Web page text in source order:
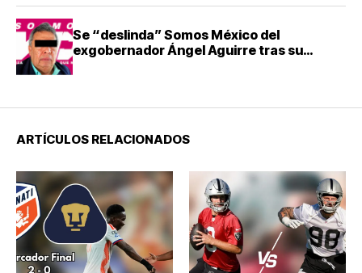
Se “deslinda” Somos México del
exgobernador Ángel Aguirre tras su
ARTÍCULOS RELACIONADOS